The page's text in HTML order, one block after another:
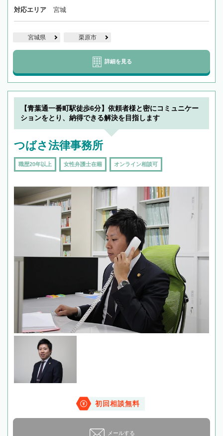
対応エリア 宮城
宮城県 栗原市
詳細を見る
【青葉通一番町駅徒歩6分】依頼者様と密にコミュニケー
ションをとり、納得できる解決を目指します
つばさ法律事務所
職歴20年以上 女性弁護士在籍 オンライン相談可
初回相談無料
メールする